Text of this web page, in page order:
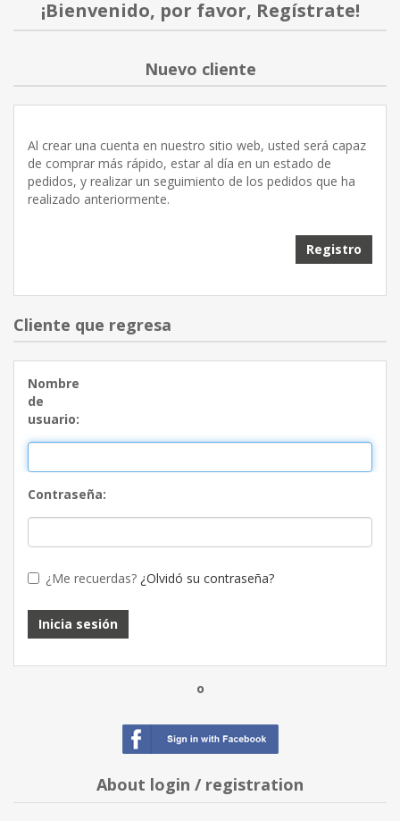
¡Bienvenido, por favor, Regístrate!
Nuevo cliente
Al crear una cuenta en nuestro sitio web, usted será capaz
de comprar más rápido, estar al día en un estado de
pedidos, y realizar un seguimiento de los pedidos que ha
realizado anteriormente.
Cliente que regresa
Nombre
de
usuario:
Contraseña:
¿Me recuerdas? ¿Olvidó su contraseña?
o
About login / registration